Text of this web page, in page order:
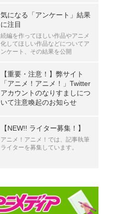
気になる「アンケート」結果
に注目
続編を作ってほしい作品やアニメ
化してほしい作品などについてア
ンケート、その結果を公開
【重要・注意！】弊サイト
「アニメ！アニメ！」Twitter
アカウントのなりすましにつ
いて注意喚起のお知らせ
【NEW!! ライター募集！】
アニメ！アニメ！では、記事執筆
ライターを募集しています。